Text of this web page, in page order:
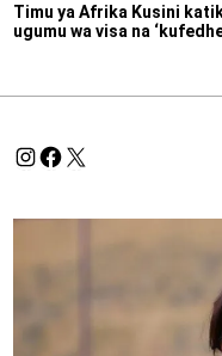
Timu ya Afrika Kusini
ugumu wa visa na